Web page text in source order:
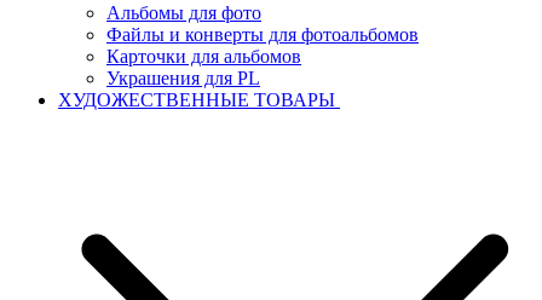
Альбомы для фото
Файлы и конверты для фотоальбомов
Карточки для альбомов
Украшения для PL
ХУДОЖЕСТВЕННЫЕ ТОВАРЫ